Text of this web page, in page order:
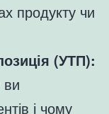
продукту чи
(УТП):
і чому